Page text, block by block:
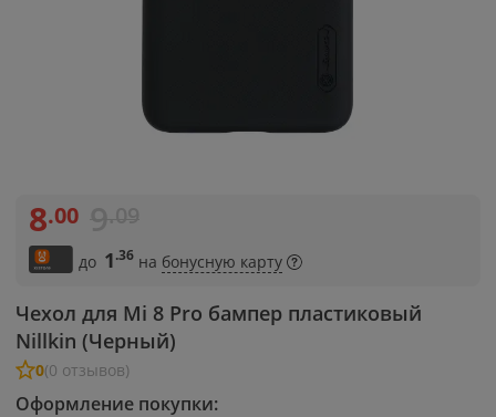
Чехол для Mi 8 Pro бампер пластиковый
Nillkin (Черный)
0(0 отзывов)
8.00
до 1.36 на бонусную карту
Оформление покупки: